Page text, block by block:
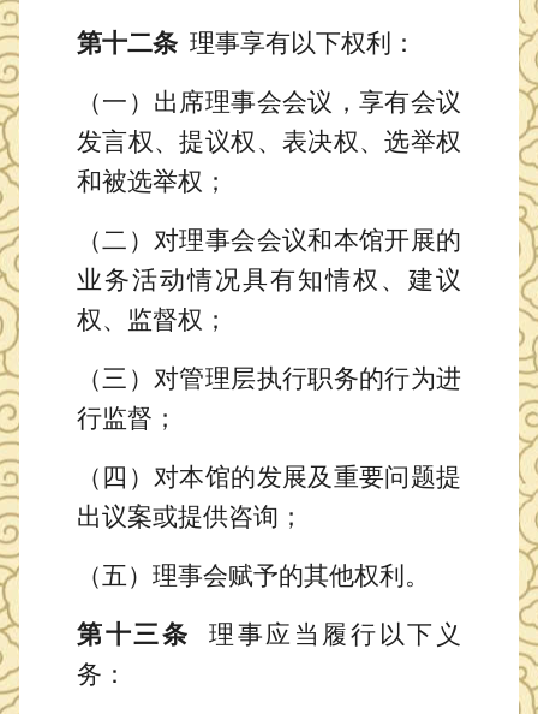
第十二条 理事享有以下权利：
（一）出席理事会会议，享有会议
发言权、提议权、表决权、选举权
和被选举权；
（二）对理事会会议和本馆开展的
业务活动情况具有知情权、建议
权、监督权；
（三）对管理层执行职务的行为进
行监督；
（四）对本馆的发展及重要问题提
出议案或提供咨询；
（五）理事会赋予的其他权利。
第十三条
理事应当履行以下义
务：